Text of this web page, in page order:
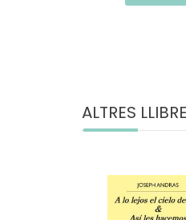
ALTRES